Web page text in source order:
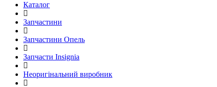
Каталог
Запчастини
Запчастини Опель
Запчасти Insignia
Неоригінальний виробник